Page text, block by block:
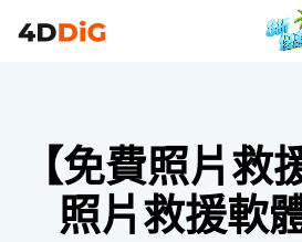
【免費照片
照片救援軟